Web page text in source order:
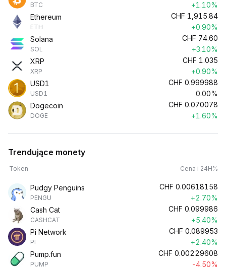
BTC
+1.10%
Ethereum
ETH
CHF 1,915.84
+0.90%
Solana
SOL
CHF 74.60
+3.10%
XRP
XRP
CHF 1.035
+0.90%
USD1
USD1
CHF 0.999988
0.00%
Dogecoin
DOGE
CHF 0.070078
+1.60%
Trendujące monety
Token Cena i 24H%
Pudgy Penguins
PENGU
CHF 0.00618158
+2.70%
Cash Cat
CASHCAT
CHF 0.099986
+5.40%
Pi Network
PI
CHF 0.089953
+2.40%
Pump.fun
PUMP
CHF 0.00229608
-4.50%